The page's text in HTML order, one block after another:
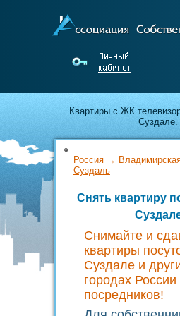
Квартиры с ЖК
Суздале.
Лучшие предложения
собственников
Недорого снимайте и
без
Россия →
Суздаль
Снять квартиру
Снимайте и
квартиры
Суздале и
городах России
посредников!